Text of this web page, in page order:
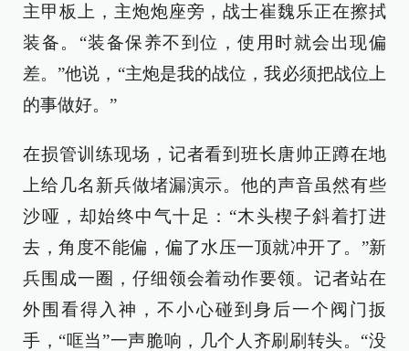
主甲板上，主炮炮座旁，战士崔魏乐正在擦拭
装备。“装备保养不到位，使用时就会出现偏
差。”他说，“主炮是我的战位，我必须把战位上
的事做好。”
在损管训练现场，记者看到班长唐帅正蹲在地
上给几名新兵做堵漏演示。他的声音虽然有些
沙哑，却始终中气十足：“木头楔子斜着打进
去，角度不能偏，偏了水压一顶就冲开了。”新
兵围成一圈，仔细领会着动作要领。记者站在
外围看得入神，不小心碰到身后一个阀门扳
手，“哐当”一声脆响，几个人齐刷刷转头。“没